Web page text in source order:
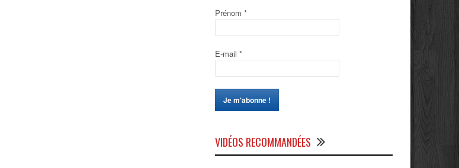
Prénom *
E-mail *
VIDÉOS RECOMMANDÉES